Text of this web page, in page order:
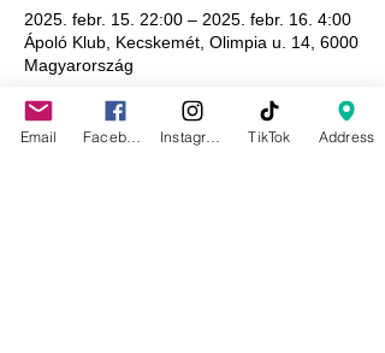
2025. febr. 15. 22:00 – 2025. febr. 16. 4:00
Ápoló Klub, Kecskemét, Olimpia u. 14, 6000
Magyarország
Email TikTok Address